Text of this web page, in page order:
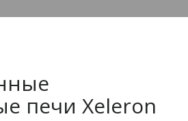
печи Xeleron